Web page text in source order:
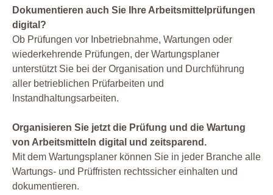
Dokumentieren auch Sie Ihre Arbeitsmittelprüfungen
digital?
Ob Prüfungen vor Inbetriebnahme, Wartungen oder
wiederkehrende Prüfungen, der Wartungsplaner
unterstützt Sie bei der Organisation und Durchführung
aller betrieblichen Prüfarbeiten und
Instandhaltungsarbeiten.
Organisieren Sie jetzt die Prüfung und die Wartung
von Arbeitsmitteln digital und zeitsparend.
Mit dem Wartungsplaner können Sie in jeder Branche alle
Wartungs- und Prüffristen rechtssicher einhalten und
dokumentieren.